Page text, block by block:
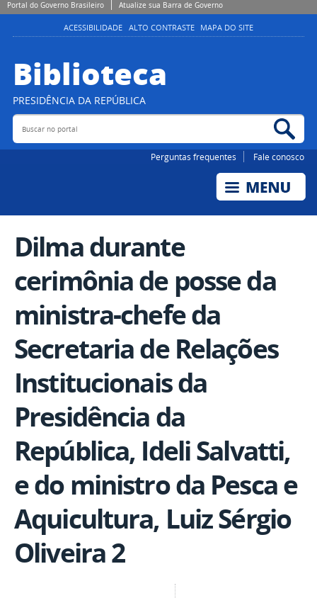
Portal do Governo Brasileiro Atualize sua Barra de Governo
ACESSIBILIDADE ALTO CONTRASTE MAPA DO SITE
Biblioteca
PRESIDÊNCIA DA REPÚBLICA
Buscar no portal
Perguntas frequentes Fale conosco
Dilma durante
cerimônia de posse da
ministra-chefe da
Secretaria de Relações
Institucionais da
Presidência da
República, Ideli Salvatti,
e do ministro da Pesca e
Aquicultura, Luiz Sérgio
Oliveira 2